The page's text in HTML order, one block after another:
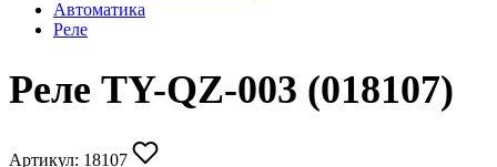
Автоматика
Реле
Реле TY-QZ-003 (018107)
Артикул: 18107